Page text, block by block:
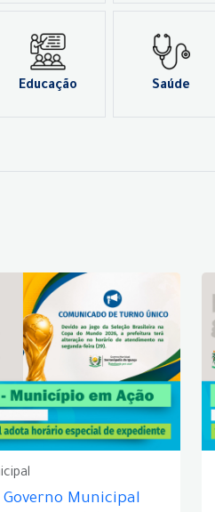
Educação Saúde
Governo Municipal